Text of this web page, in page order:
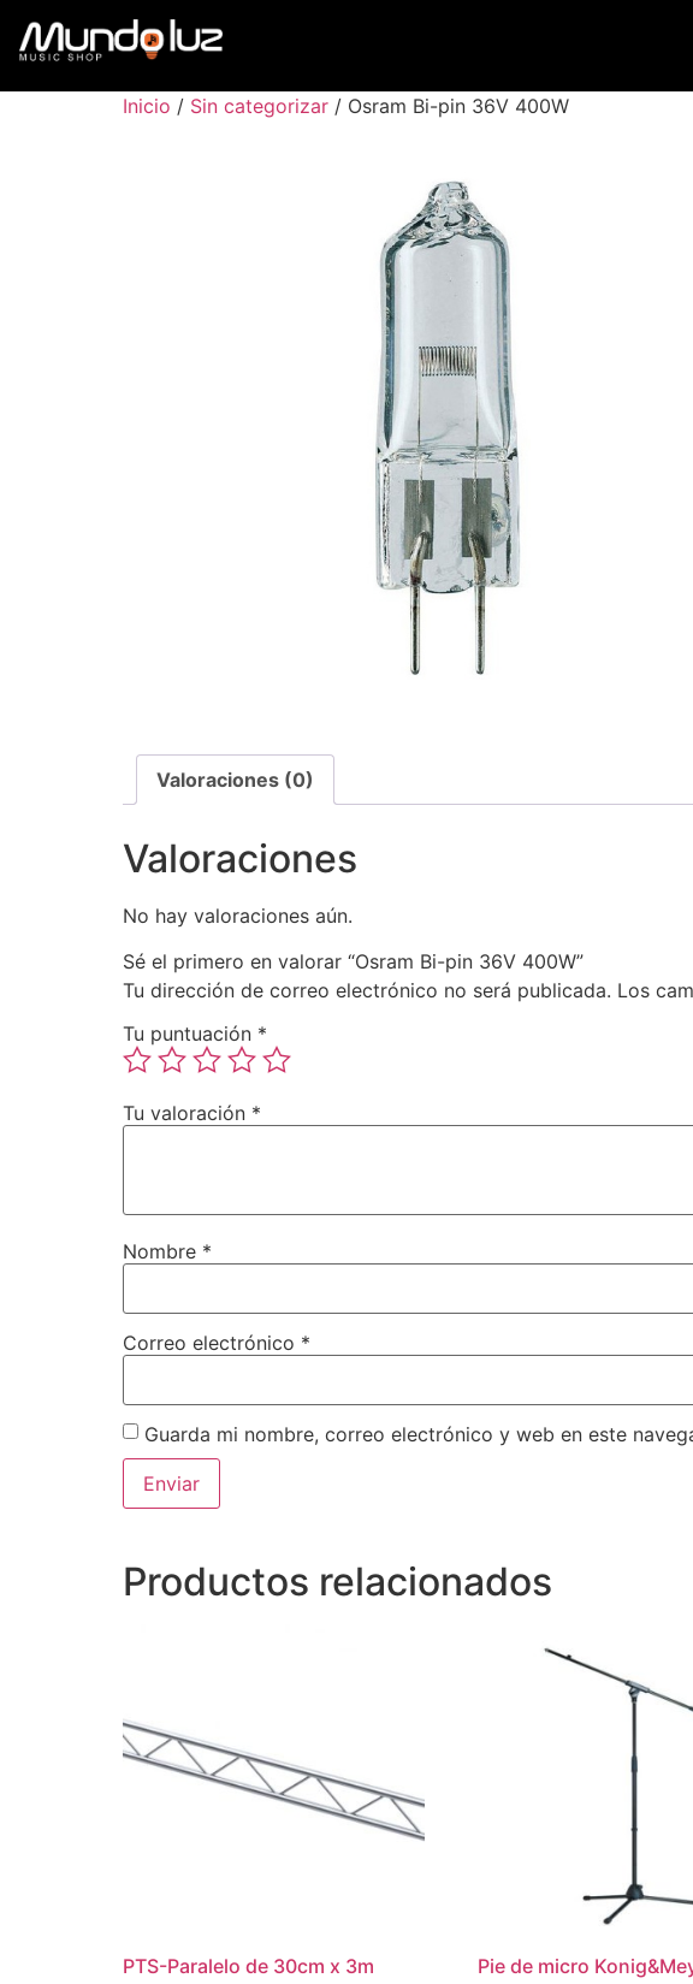
Inicio / Sin categorizar / Osram Bi-pin 36V 400W
Valoraciones (0)
Valoraciones
No hay valoraciones aún.
Sé el primero en valorar “Osram Bi-pin 36V 400W”
Tu dirección de correo electrónico no será publicada. Los
Tu puntuación *
Tu valoración *
Nombre *
Correo electrónico *
Guarda mi nombre, correo electrónico y web en este
Productos relacionados
PTS-Paralelo de 30cm x 3m Pie de micro